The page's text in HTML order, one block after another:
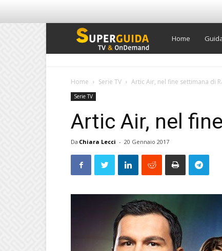
Super
Home
Home Serie TV Artic Air, nel fine settimana di
Serie TV
Artic Air, nel
Da Chiara Lecci - 20 Gennaio 2017